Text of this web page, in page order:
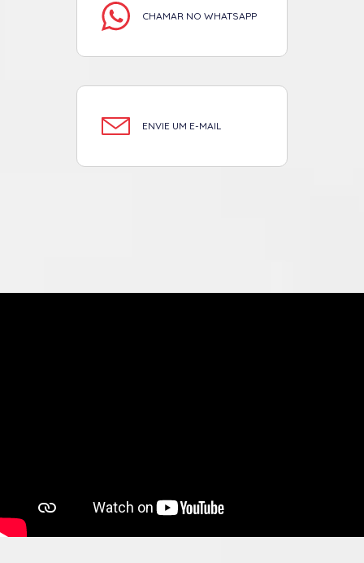
CHAMAR NO WHATSAPP
ENVIE UM E-MAIL